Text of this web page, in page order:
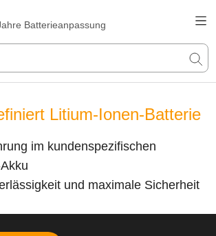
Batterieanpassung
Litium-Ionen-Batterie
im kundenspezifischen
und maximale Sicherheit